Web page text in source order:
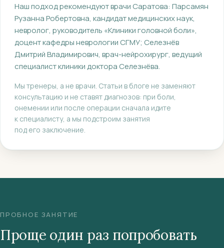
Наш подход рекомендуют врачи Саратова: Парсамян
Рузанна Робертовна, кандидат медицинских наук,
невролог, руководитель «Клиники головной боли»,
доцент кафедры неврологии СГМУ; Селезнёв
Дмитрий Владимирович, врач-нейрохирург, ведущий
специалист клиники доктора Селезнёва.
Мы тренеры, а не врачи. Статьи в блоге не заменяют
консультацию и не ставят диагнозов: при боли,
онемении или после операции сначала идите
к специалисту, а мы подстроим занятия
под его заключение.
ПРОБНОЕ ЗАНЯТИЕ
Проще один раз попробовать